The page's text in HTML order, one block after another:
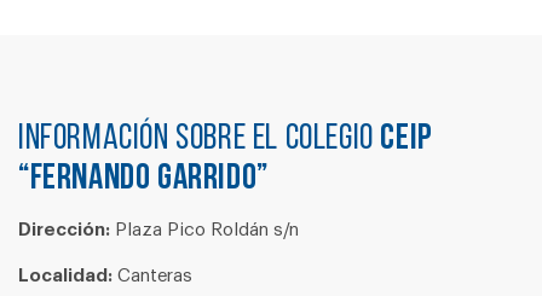
Información sobre el colegio CEIP
“FERNANDO GARRIDO”
Dirección: Plaza Pico Roldán s/n
Localidad: Canteras